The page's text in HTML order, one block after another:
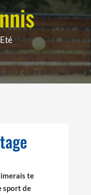
Eté
te
sport de